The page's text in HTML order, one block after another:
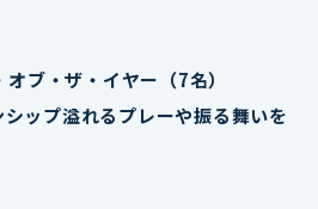
ブ・ザ・イヤー（7名）
ップ溢れるプレーや振る舞いを